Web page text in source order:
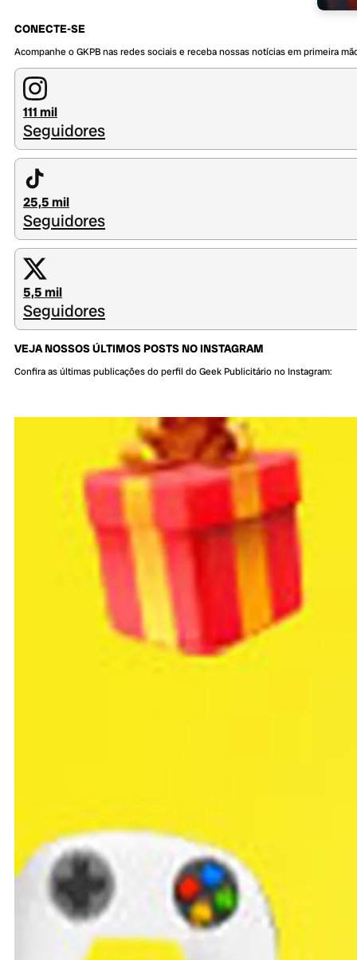
CONECTE-SE
Acompanhe o GKPB nas redes sociais e receba nossas notícias em primeira
111 mil
Seguidores
25,5 mil
Seguidores
5,5 mil
Seguidores
VEJA NOSSOS ÚLTIMOS POSTS NO INSTAGRAM
Confira as últimas publicações do perfil do Geek Publicitário no Instagram: